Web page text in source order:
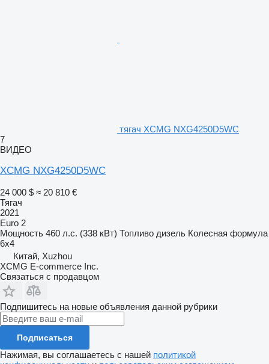
тягач XCMG NXG4250D5WC
7
ВИДЕО
XCMG NXG4250D5WC
24 000 $ ≈ 20 810 €
Тягач
2021
Euro 2
Мощность 460 л.с. (338 кВт) Топливо дизель Колесная формула
6x4
Китай, Xuzhou
XCMG E-commerce Inc.
Связаться с продавцом
Подпишитесь на новые объявления данной рубрики
Подписаться
Нажимая, вы соглашаетесь с нашей политикой